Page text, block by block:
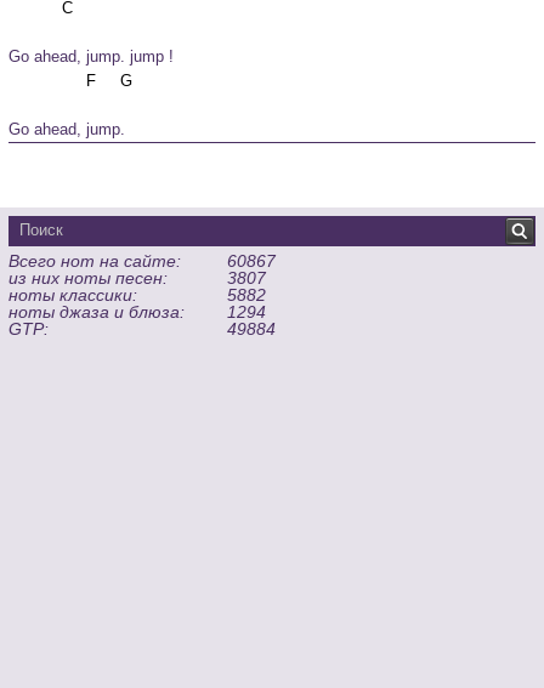
Go ahead, jump. jump !
Go ahead, jump.
Всего нот на сайте:
60867
из них ноты песен:
3807
ноты классики:
5882
ноты джаза и блюза:
1294
GTP:
49884